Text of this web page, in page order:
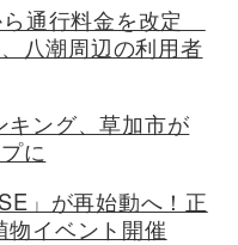
ら通行料金を改定
八潮周辺の利用者
キング、草加市が
に
」が再始動へ！正
物イベント開催